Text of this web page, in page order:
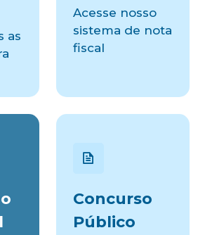
as
Acesse nosso
sistema de nota
fiscal
Concurso
Público